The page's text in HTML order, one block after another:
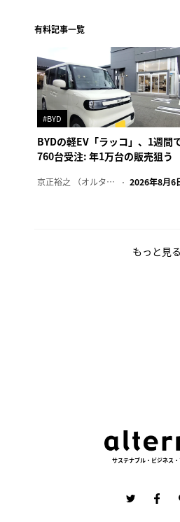
有料記事一覧
#BYD
BYDの軽EV「ラッコ」、1週間
760台受注: 年1万台の販売狙う
京正裕之 （オルタナ副編集長） 2026年8月6
もっと見る
サステナブル・ビジネス